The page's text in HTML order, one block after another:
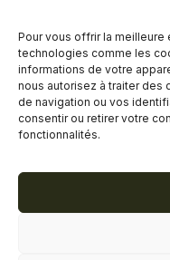
Pour vous offrir la
technologies comme les
informations de votre
nous autorisez à traiter
de navigation ou vos
consentir ou retirer votre
fonctionnalités.
Heures d’ouverture
Lundi au mercredi
Jeudi
Vendredi
Dimanche